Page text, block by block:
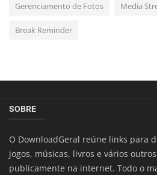
Gerenciamento de Fotos Media
Break Reminder
SOBRE
O DownloadGeral reúne links para
jogos, músicas, livros e vários
publicamente na internet. Todo o